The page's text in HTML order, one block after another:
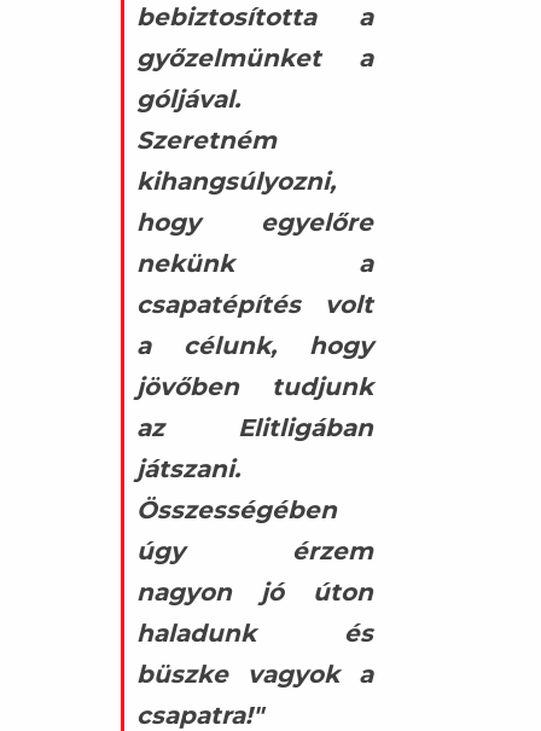
bebiztosította a
győzelmünket a
góljával.
Szeretném
kihangsúlyozni,
hogy egyelőre
nekünk a
csapatépítés volt
a célunk, hogy
jövőben tudjunk
az Elitligában
játszani.
Összességében
úgy érzem
nagyon jó úton
haladunk és
büszke vagyok a
csapatra!"